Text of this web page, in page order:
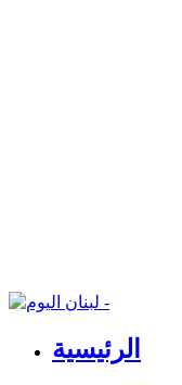
الرئيسية